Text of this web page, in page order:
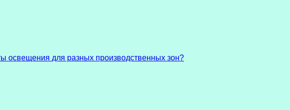
освещения для разных производственных зон?